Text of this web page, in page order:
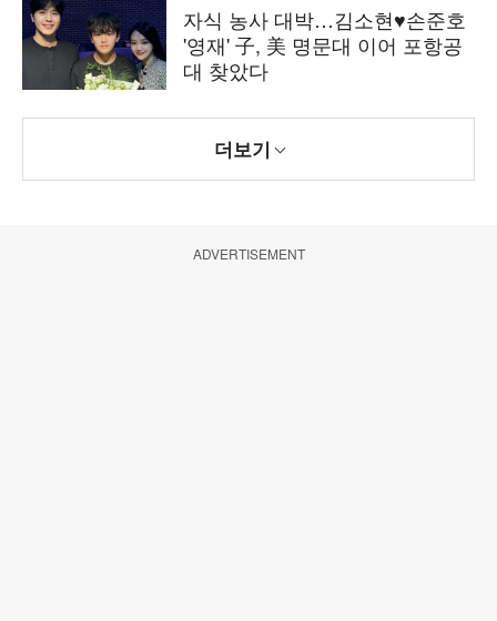
자식 농사 대박…김소현♥손준호
'영재' 子, 美 명문대 이어 포항공
대 찾았다
더보기
ADVERTISEMENT